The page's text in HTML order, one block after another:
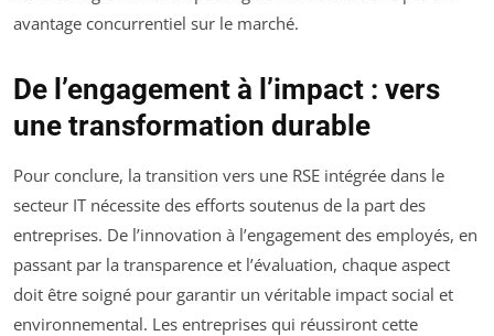
avantage concurrentiel sur le marché.
De l’engagement à l’impact : vers
une transformation durable
Pour conclure, la transition vers une RSE intégrée dans le
secteur IT nécessite des efforts soutenus de la part des
entreprises. De l’innovation à l’engagement des employés, en
passant par la transparence et l’évaluation, chaque aspect
doit être soigné pour garantir un véritable impact social et
environnemental. Les entreprises qui réussiront cette